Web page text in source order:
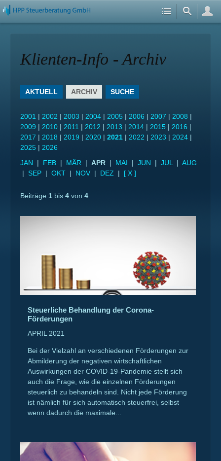
Klienten-Info - Archiv
AKTUELL ARCHIV SUCHE
2001 | 2002 | 2003 | 2004 | 2005 | 2006 | 2007 | 2008 |
2009 | 2010 | 2011 | 2012 | 2013 | 2014 | 2015 | 2016 |
2017 | 2018 | 2019 | 2020 | 2021 | 2022 | 2023 | 2024 |
2025 | 2026
JAN | FEB | MÄR | APR | MAI | JUN | JUL | AUG
| SEP | OKT | NOV | DEZ | [ X ]
Beiträge 1 bis 4 von 4
Steuerliche Behandlung der Corona-
Förderungen
APRIL 2021
Bei der Vielzahl an verschiedenen Förderungen zur
Abmilderung der negativen wirtschaftlichen
Auswirkungen der COVID-19-Pandemie stellt sich
auch die Frage, wie die einzelnen Förderungen
steuerlich zu behandeln sind. Nicht jede Förderung
ist nämlich für sich automatisch steuerfrei, selbst
wenn dadurch die maximale...